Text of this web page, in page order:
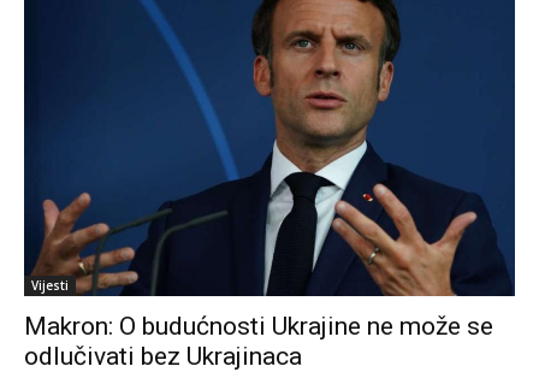
Vijesti
Makron: O budućnosti Ukrajine ne može se
odlučivati bez Ukrajinaca